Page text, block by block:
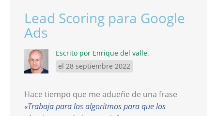
Lead Scoring para Google
Ads
Escrito por Enrique del valle.
el 28 septiembre 2022
Hace tiempo que me adueñe de una frase
«Trabaja para los algoritmos para que los